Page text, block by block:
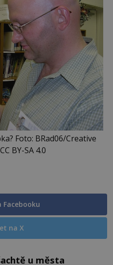
Foto: BRad06/Creative
BY-SA 4.0
Facebooku
na X
u města